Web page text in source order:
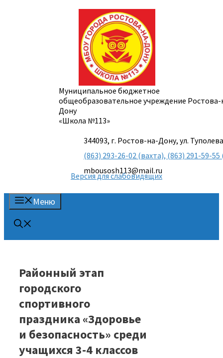
Муниципальное бюджетное
общеобразовательное учреждение
Дону
«Школа №113»
344093, г. Ростов-на-Дону, ул.
(863) 293-26-02 (вахта), (863) 291-59-
mbousosh113@mail.ru
Версия для слабовидящих
Меню
Районный этап
городского
спортивного
праздника «Здоровье
и безопасность» среди
учащихся 3-4 классов